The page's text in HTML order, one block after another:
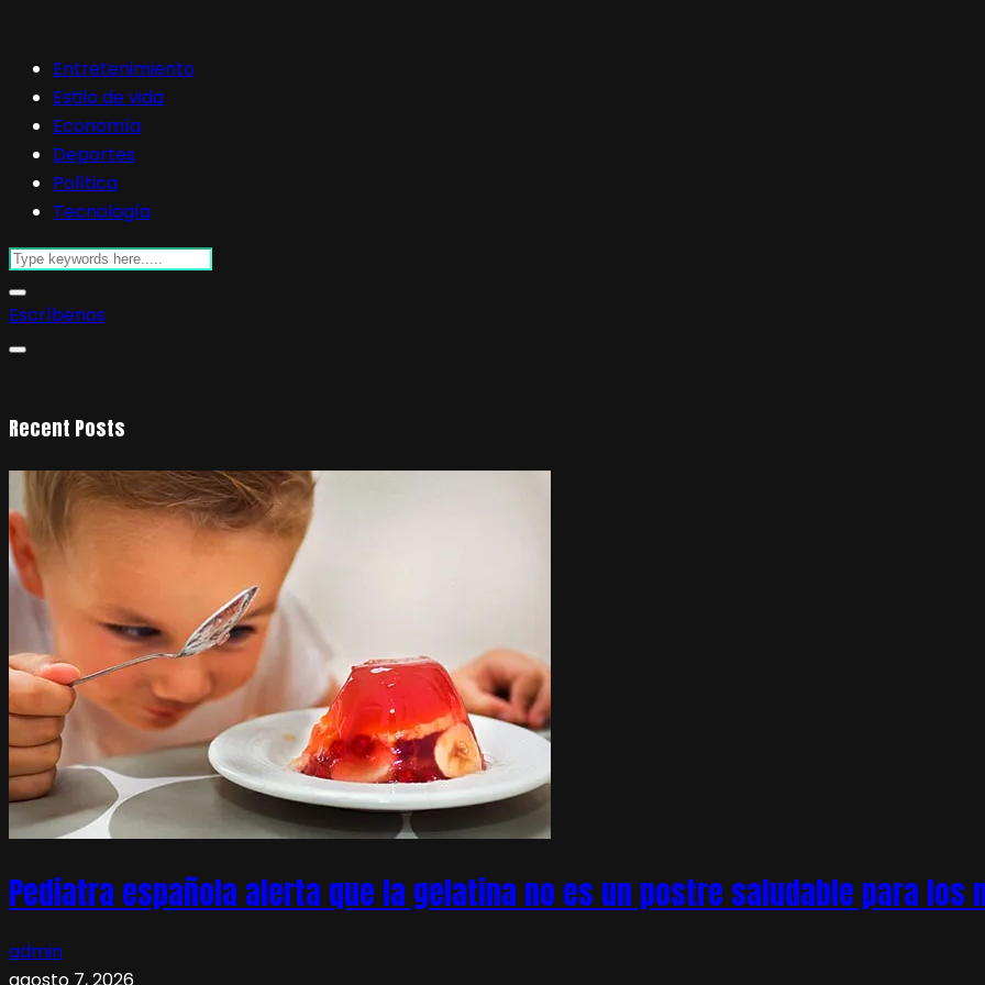
Entretenimiento
Estilo de vida
Economía
Deportes
Política
Tecnología
Escríbenos
Recent Posts
Pediatra española alerta que la gelatina no es un postre saludable para los
admin